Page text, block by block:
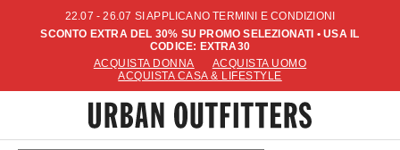
22.07 - 26.07 SI APPLICANO TERMINI E CONDIZIONI
SCONTO EXTRA DEL 30% SU PROMO SELEZIONATI • USA IL
CODICE: EXTRA30
ACQUISTA DONNA
ACQUISTA UOMO
ACQUISTA CASA & LIFESTYLE